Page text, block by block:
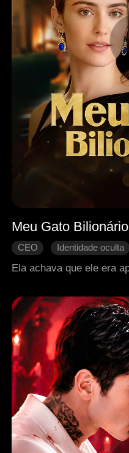
Meu Gato Bilionário
CEO Identidade oculta